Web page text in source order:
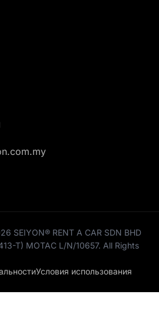
SEIYON® RENT A CAR SDN BHD
T) MOTAC L/N/10657. All Rights
Условия использования